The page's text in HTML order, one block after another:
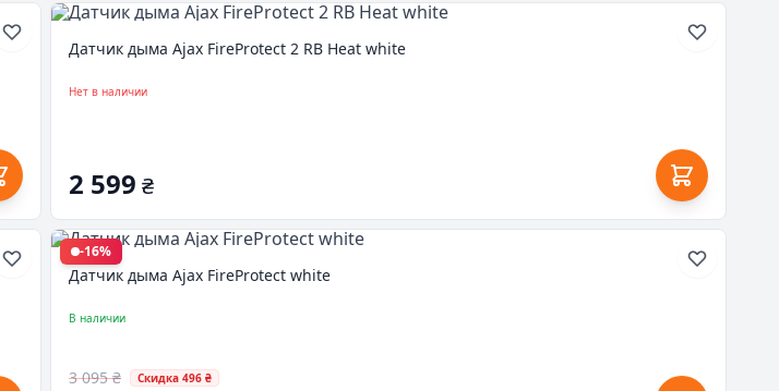
Датчик дыма Ajax FireProtect 2 RB Heat white
Нет в наличии
2 599 ₴
-16%
Датчик дыма Ajax FireProtect white
В наличии
3 095 ₴ Скидка 496 ₴